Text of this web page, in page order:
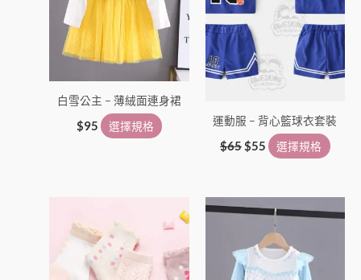
白雪公主 – 薄絨面連身裙
$95 選擇規格
擇
項
運動服 – 背心籃球衣套裝
$65$55 選擇規格
選
項
產
有